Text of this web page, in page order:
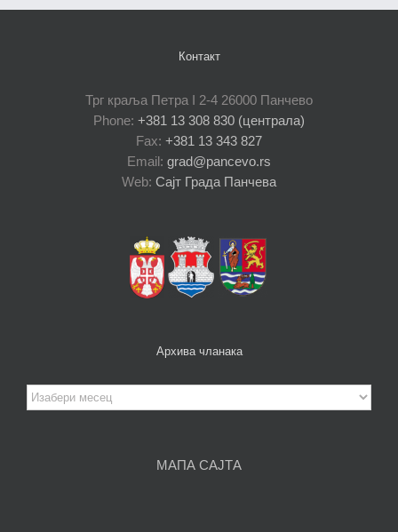
Контакт
Трг краља Петра I 2-4 26000 Панчево
Phone: +381 13 308 830 (централа)
Fax: +381 13 343 827
Email: grad@pancevo.rs
Web: Сајт Града Панчева
Архива чланака
Архива
чланака
МАПА САЈТА